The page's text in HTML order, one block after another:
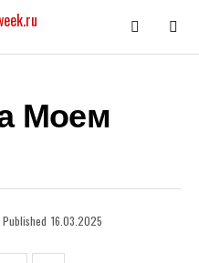
Моем
Published 16.03.2025